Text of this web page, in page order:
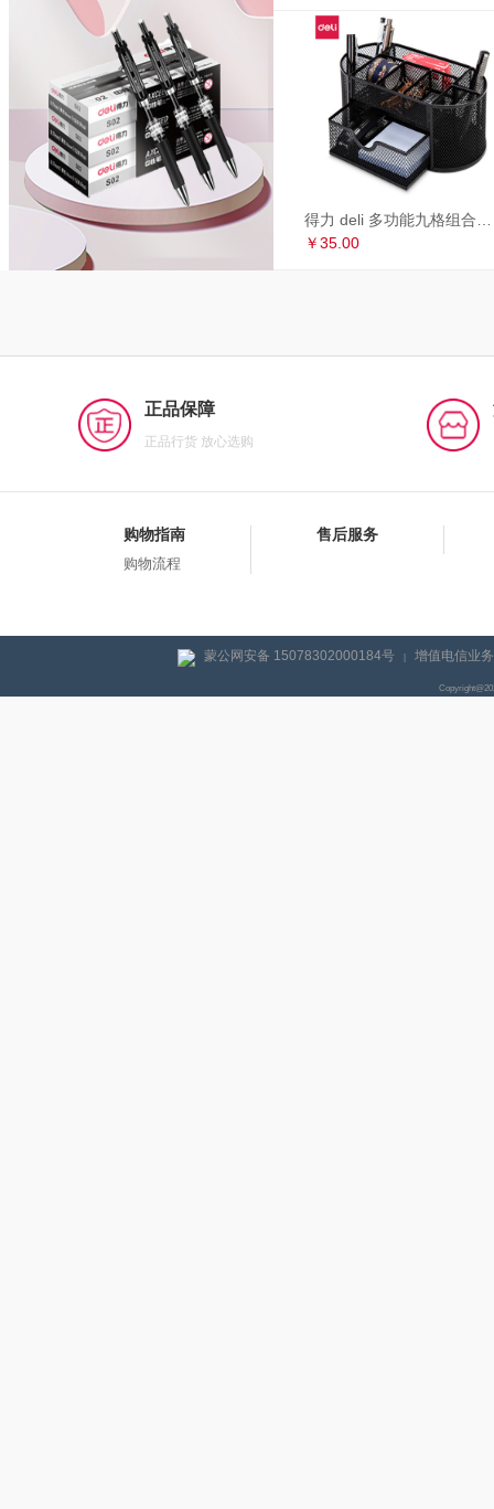
￥35.00
正品保障
正品行货 放心选购
购物指南
购物流程
售后服务
蒙公网安备 15078302000184号 | 增值电信业